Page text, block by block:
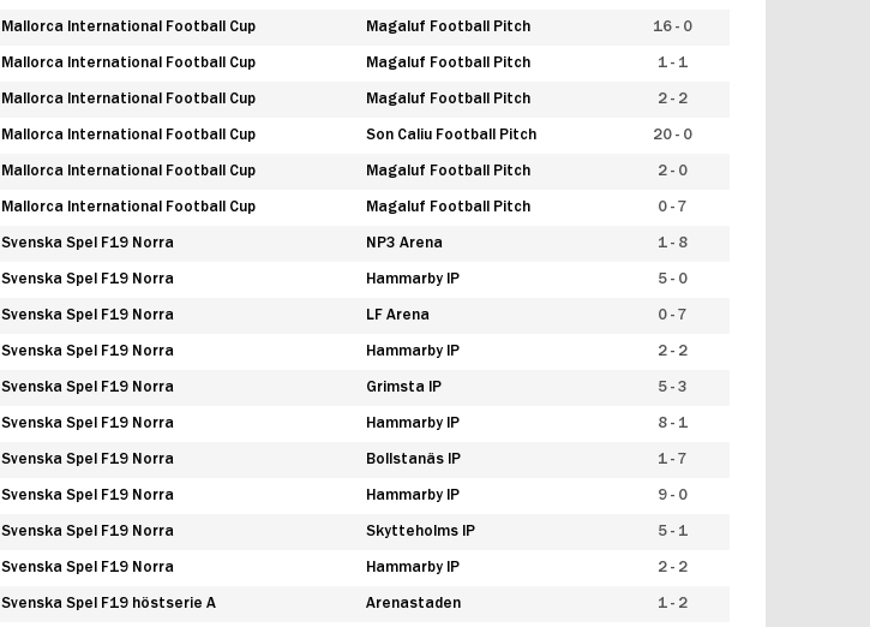
Mallorca International Football Cup Magaluf Football Pitch 16 - 0
Mallorca International Football Cup Magaluf Football Pitch 1 - 1
Mallorca International Football Cup Magaluf Football Pitch 2 - 2
Mallorca International Football Cup Son Caliu Football Pitch 20 - 0
Mallorca International Football Cup Magaluf Football Pitch 2 - 0
Mallorca International Football Cup Magaluf Football Pitch 0 - 7
Svenska Spel F19 Norra NP3 Arena 1 - 8
Svenska Spel F19 Norra Hammarby IP 5 - 0
Svenska Spel F19 Norra LF Arena 0 - 7
Svenska Spel F19 Norra Hammarby IP 2 - 2
Svenska Spel F19 Norra Grimsta IP 5 - 3
Svenska Spel F19 Norra Hammarby IP 8 - 1
Svenska Spel F19 Norra Bollstanäs IP 1 - 7
Svenska Spel F19 Norra Hammarby IP 9 - 0
Svenska Spel F19 Norra Skytteholms IP 5 - 1
Svenska Spel F19 Norra Hammarby IP 2 - 2
Svenska Spel F19 höstserie A Arenastaden 1 - 2